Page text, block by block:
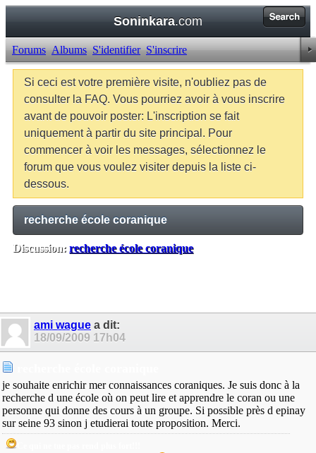
Soninkara.com
Forums Albums S'identifier S'inscrire
Si ceci est votre première visite, n'oubliez pas de
consulter la FAQ. Vous pourriez avoir à vous inscrire
avant de pouvoir poster: L'inscription se fait
uniquement à partir du site principal. Pour
commencer à voir les messages, sélectionnez le
forum que vous voulez visiter depuis la liste ci-
dessous.
recherche école coranique
Discussion: recherche école coranique
ami wague a dit:
18/09/2009 17h04
je souhaite enrichir mer connaissances coraniques. Je suis donc à la
recherche d une école où on peut lire et apprendre le coran ou une
personne qui donne des cours à un groupe. Si possible près d epinay
sur seine 93 sinon j etudierai toute proposition. Merci.